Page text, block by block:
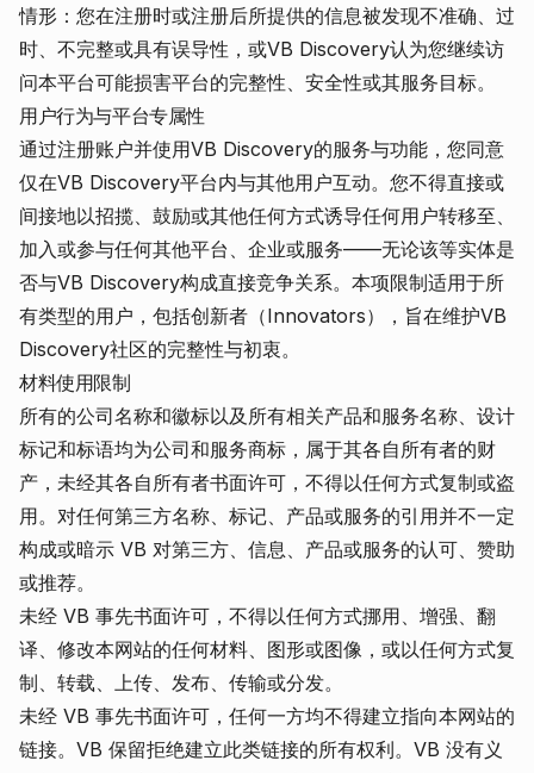
情形：您在注册时或注册后所提供的信息被发现不准确、过
时、不完整或具有误导性，或VB Discovery认为您继续访
问本平台可能损害平台的完整性、安全性或其服务目标。
用户行为与平台专属性
通过注册账户并使用VB Discovery的服务与功能，您同意
仅在VB Discovery平台内与其他用户互动。您不得直接或
间接地以招揽、鼓励或其他任何方式诱导任何用户转移至、
加入或参与任何其他平台、企业或服务——无论该等实体是
否与VB Discovery构成直接竞争关系。本项限制适用于所
有类型的用户，包括创新者（Innovators），旨在维护VB
Discovery社区的完整性与初衷。
材料使用限制
所有的公司名称和徽标以及所有相关产品和服务名称、设计
标记和标语均为公司和服务商标，属于其各自所有者的财
产，未经其各自所有者书面许可，不得以任何方式复制或盗
用。对任何第三方名称、标记、产品或服务的引用并不一定
构成或暗示 VB 对第三方、信息、产品或服务的认可、赞助
或推荐。
未经 VB 事先书面许可，不得以任何方式挪用、增强、翻
译、修改本网站的任何材料、图形或图像，或以任何方式复
制、转载、上传、发布、传输或分发。
未经 VB 事先书面许可，任何一方均不得建立指向本网站的
链接。VB 保留拒绝建立此类链接的所有权利。VB 没有义